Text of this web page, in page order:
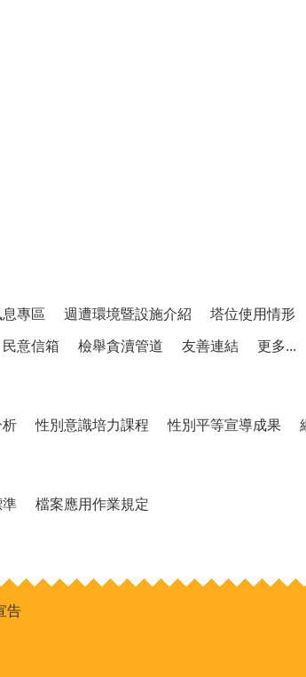
專區 週遭環境暨設施介紹 塔位使用情形
民意信箱 檢舉貪瀆管道 友善連結 更多...
析 性別意識培力課程 性別平等宣導成果
準 檔案應用作業規定
告